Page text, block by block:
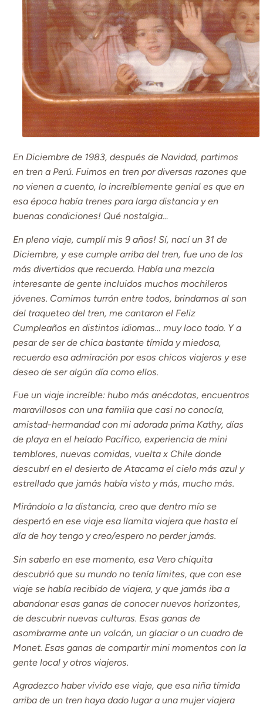
En Diciembre de 1983, después de Navidad, partimos
en tren a Perú. Fuimos en tren por diversas razones que
no vienen a cuento, lo increíblemente genial es que en
esa época había trenes para larga distancia y en
buenas condiciones! Qué nostalgia…
En pleno viaje, cumplí mis 9 años! Sí, nací un 31 de
Diciembre, y ese cumple arriba del tren, fue uno de los
más divertidos que recuerdo. Había una mezcla
interesante de gente incluidos muchos mochileros
jóvenes. Comimos turrón entre todos, brindamos al son
del traqueteo del tren, me cantaron el Feliz
Cumpleaños en distintos idiomas… muy loco todo. Y a
pesar de ser de chica bastante tímida y miedosa,
recuerdo esa admiración por esos chicos viajeros y ese
deseo de ser algún día como ellos.
Fue un viaje increíble: hubo más anécdotas, encuentros
maravillosos con una familia que casi no conocía,
amistad-hermandad con mi adorada prima Kathy, días
de playa en el helado Pacífico, experiencia de mini
temblores, nuevas comidas, vuelta x Chile donde
descubrí en el desierto de Atacama el cielo más azul y
estrellado que jamás había visto y más, mucho más.
Mirándolo a la distancia, creo que dentro mío se
despertó en ese viaje esa llamita viajera que hasta el
día de hoy tengo y creo/espero no perder jamás.
Sin saberlo en ese momento, esa Vero chiquita
descubrió que su mundo no tenía límites, que con ese
viaje se había recibido de viajera, y que jamás iba a
abandonar esas ganas de conocer nuevos horizontes,
de descubrir nuevas culturas. Esas ganas de
asombrarme ante un volcán, un glaciar o un cuadro de
Monet. Esas ganas de compartir mini momentos con la
gente local y otros viajeros.
Agradezco haber vivido ese viaje, que esa niña tímida
arriba de un tren haya dado lugar a una mujer viajera